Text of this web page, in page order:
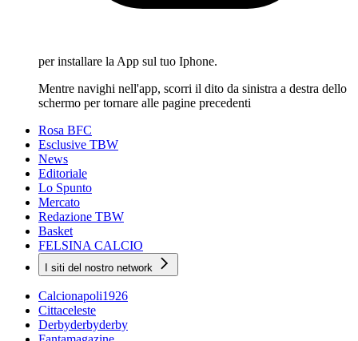
per installare la App sul tuo Iphone.
Mentre navighi nell'app, scorri il dito da sinistra a destra dello
schermo per tornare alle pagine precedenti
Rosa BFC
Esclusive TBW
News
Editoriale
Lo Spunto
Mercato
Redazione TBW
Basket
FELSINA CALCIO
I siti del nostro network
Calcionapoli1926
Cittaceleste
Derbyderbyderby